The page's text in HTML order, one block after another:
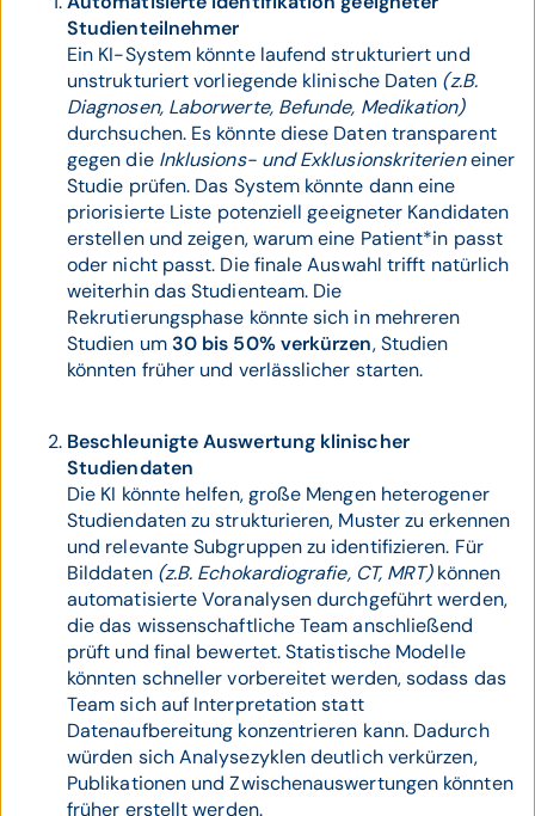
Studienteilnehmer
Ein KI-System könnte laufend strukturiert und
unstrukturiert vorliegende klinische Daten (z.B.
Diagnosen, Laborwerte, Befunde, Medikation)
durchsuchen. Es könnte diese Daten transparent
gegen die Inklusions- und Exklusionskriterieneiner
Studie prüfen. Das System könnte dann eine
priorisierte Liste potenziell geeigneter Kandidaten
erstellen und zeigen, warum eine Patient*in passt
oder nicht passt. Die finale Auswahl trifft natürlich
weiterhin das Studienteam. Die
Rekrutierungsphase könnte sich in mehreren
Studien um 30 bis 50% verkürzen, Studien
könnten früher und verlässlicher starten.
Beschleunigte Auswertung klinischer
Studiendaten
Die KI könnte helfen, große Mengen heterogener
Studiendaten zu strukturieren, Muster zu erkennen
und relevante Subgruppen zu identifizieren. Für
Bilddaten (z.B. Echokardiografie, CT, MRT)können
automatisierte Voranalysen durchgeführt werden,
die das wissenschaftliche Team anschließend
prüft und final bewertet. Statistische Modelle
könnten schneller vorbereitet werden, sodass das
Team sich auf Interpretation statt
Datenaufbereitung konzentrieren kann. Dadurch
würden sich Analysezyklen deutlich verkürzen,
Publikationen und Zwischenauswertungen könnten
früher erstellt werden.